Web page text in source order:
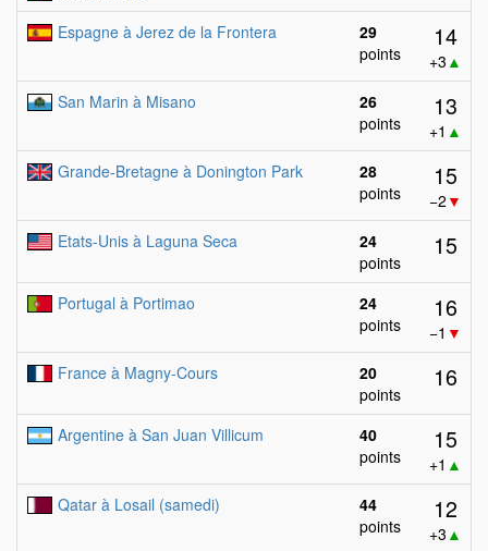
Espagne à Jerez de la Frontera
29
points
14
+3 ▲
San Marin à Misano
26
points
13
+1 ▲
Grande-Bretagne à Donington Park
28
points
15
−2 ▼
Etats-Unis à Laguna Seca
24
points
15
Portugal à Portimao
24
points
16
−1 ▼
France à Magny-Cours
20
points
16
Argentine à San Juan Villicum
40
points
15
+1 ▲
Qatar à Losail (samedi)
44
points
12
+3 ▲